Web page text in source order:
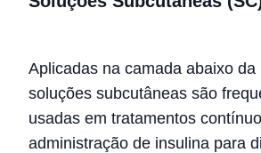
Aplicadas na camada abaixo da
soluções subcutâneas são
usadas em tratamentos
administração de insulina para